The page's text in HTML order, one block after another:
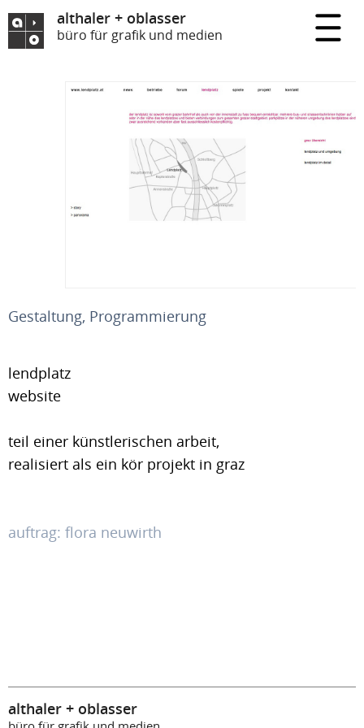
althaler + oblasser
büro für grafik und medien
Gestaltung, Programmierung
lendplatz
website
teil einer künstlerischen arbeit,
realisiert als ein kör projekt in graz
auftrag: flora neuwirth
althaler + oblasser